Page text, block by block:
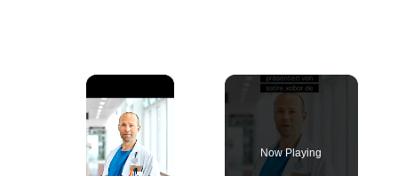
×
Now Playing